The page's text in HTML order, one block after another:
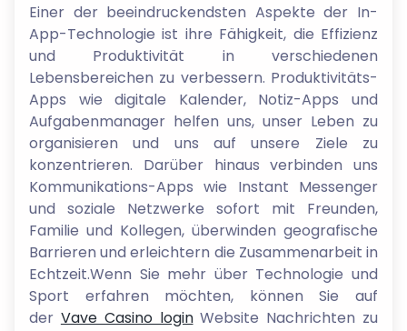
Einer der beeindruckendsten Aspekte der In-
App-Technologie ist ihre Fähigkeit, die Effizienz
und Produktivität in verschiedenen
Lebensbereichen zu verbessern. Produktivitäts-
Apps wie digitale Kalender, Notiz-Apps und
Aufgabenmanager helfen uns, unser Leben zu
organisieren und uns auf unsere Ziele zu
konzentrieren. Darüber hinaus verbinden uns
Kommunikations-Apps wie Instant Messenger
und soziale Netzwerke sofort mit Freunden,
Familie und Kollegen, überwinden geografische
Barrieren und erleichtern die Zusammenarbeit in
Echtzeit.Wenn Sie mehr über Technologie und
Sport erfahren möchten, können Sie auf
der Vave Casino loginWebsite Nachrichten zu